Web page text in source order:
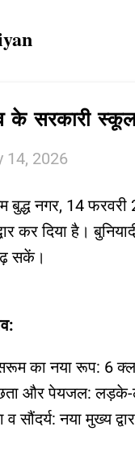
के सरकारी
14, 2026
बुद्ध नगर, 14
कर दिया है।
सकें।
का नया रूप: 6
और पेयजल: लड़के-
व सौंदर्य: नया मुख्य